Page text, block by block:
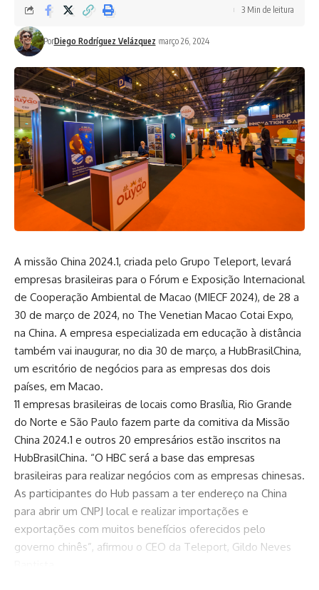
PorDiego Rodríguez Velázquez março 26, 2024
3 Min de leitura
A missão China 2024.1, criada pelo Grupo Teleport, levará
empresas brasileiras para o Fórum e Exposição Internacional
de Cooperação Ambiental de Macao (MIECF 2024), de 28 a
30 de março de 2024, no The Venetian Macao Cotai Expo,
na China. A empresa especializada em educação à distância
também vai inaugurar, no dia 30 de março, a HubBrasilChina,
um escritório de negócios para as empresas dos dois
países, em Macao.
11 empresas brasileiras de locais como Brasília, Rio Grande
do Norte e São Paulo fazem parte da comitiva da Missão
China 2024.1 e outros 20 empresários estão inscritos na
HubBrasilChina. “O HBC será a base das empresas
brasileiras para realizar negócios com as empresas chinesas.
As participantes do Hub passam a ter endereço na China
para abrir um CNPJ local e realizar importações e
exportações com muitos benefícios oferecidos pelo
governo chinês”, afirmou o CEO da Teleport, Gildo Neves